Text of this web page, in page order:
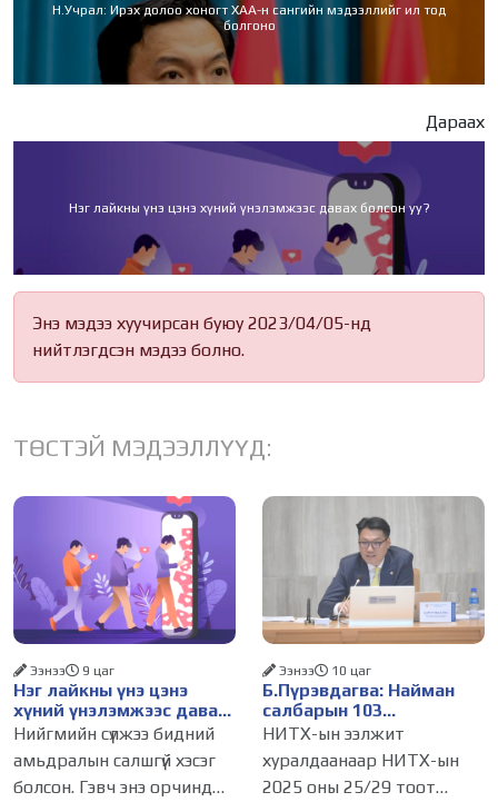
Н.Учрал: Ирэх долоо хоногт ХАА-н сангийн мэдээллийг ил тод
болгоно
Дараах
Нэг лайкны үнэ цэнэ хүний үнэлэмжээс давах болсон уу?
Энэ мэдээ хуучирсан буюу 2023/04/05-нд
нийтлэгдсэн мэдээ болно.
ТӨСТЭЙ МЭДЭЭЛЛҮҮД:
Нэг лайкны үнэ цэнэ
хүний үнэлэмжээс давах
болсон уу?
Ээнээ 9 цаг
Нийгмийн сүлжээ бидний
амьдралын салшгүй хэсэг
болсон. Гэвч энэ орчинд
Б.Пүрэвдагва: Найман
салбарын 103
үйлчилгээний
бүртгэлийг цуцалснаар
бизнес эрхлэхэд таатай
нөхцөл бүрдэнэ
Ээнээ 10 цаг
НИТХ-ын ээлжит
хуралдаанаар НИТХ-ын
2025 оны 25/29 тоот